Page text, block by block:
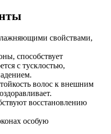
свойствами,
способствует
с тусклостью,
волос к внешним
восстановлению
особую